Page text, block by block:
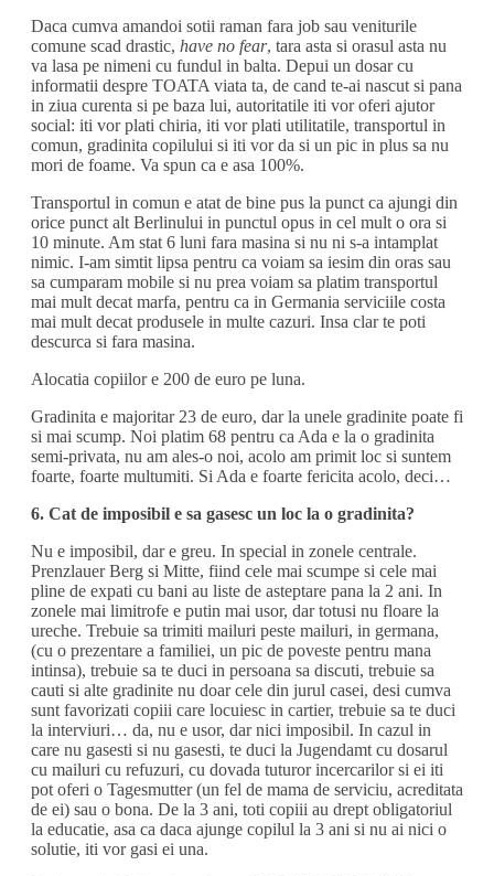
Daca cumva amandoi sotii raman fara job sau veniturile
comune scad drastic, have no fear, tara asta si orasul asta nu
va lasa pe nimeni cu fundul in balta. Depui un dosar cu
informatii despre TOATA viata ta, de cand te-ai nascut si pana
in ziua curenta si pe baza lui, autoritatile iti vor oferi ajutor
social: iti vor plati chiria, iti vor plati utilitatile, transportul in
comun, gradinita copilului si iti vor da si un pic in plus sa nu
mori de foame. Va spun ca e asa 100%.
Transportul in comun e atat de bine pus la punct ca ajungi din
orice punct alt Berlinului in punctul opus in cel mult o ora si
10 minute. Am stat 6 luni fara masina si nu ni s-a intamplat
nimic. I-am simtit lipsa pentru ca voiam sa iesim din oras sau
sa cumparam mobile si nu prea voiam sa platim transportul
mai mult decat marfa, pentru ca in Germania serviciile costa
mai mult decat produsele in multe cazuri. Insa clar te poti
descurca si fara masina.
Alocatia copiilor e 200 de euro pe luna.
Gradinita e majoritar 23 de euro, dar la unele gradinite poate fi
si mai scump. Noi platim 68 pentru ca Ada e la o gradinita
semi-privata, nu am ales-o noi, acolo am primit loc si suntem
foarte, foarte multumiti. Si Ada e foarte fericita acolo, deci…
6. Cat de imposibil e sa gasesc un loc la o gradinita?
Nu e imposibil, dar e greu. In special in zonele centrale.
Prenzlauer Berg si Mitte, fiind cele mai scumpe si cele mai
pline de expati cu bani au liste de asteptare pana la 2 ani. In
zonele mai limitrofe e putin mai usor, dar totusi nu floare la
ureche. Trebuie sa trimiti mailuri peste mailuri, in germana,
(cu o prezentare a familiei, un pic de poveste pentru mana
intinsa), trebuie sa te duci in persoana sa discuti, trebuie sa
cauti si alte gradinite nu doar cele din jurul casei, desi cumva
sunt favorizati copiii care locuiesc in cartier, trebuie sa te duci
la interviuri… da, nu e usor, dar nici imposibil. In cazul in
care nu gasesti si nu gasesti, te duci la Jugendamt cu dosarul
cu mailuri cu refuzuri, cu dovada tuturor incercarilor si ei iti
pot oferi o Tagesmutter (un fel de mama de serviciu, acreditata
de ei) sau o bona. De la 3 ani, toti copiii au drept obligatoriul
la educatie, asa ca daca ajunge copilul la 3 ani si nu ai nici o
solutie, iti vor gasi ei una.